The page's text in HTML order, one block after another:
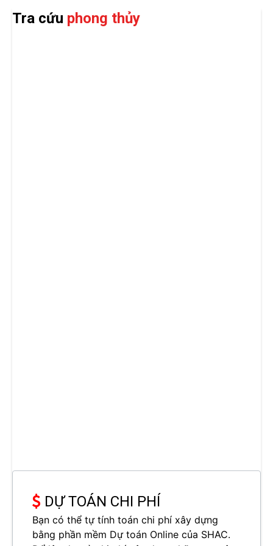
Tra cứu phong thủy
DỰ TOÁN CHI PHÍ
Bạn có thể tự tính toán chi phí xây dựng
bằng phần mềm Dự toán Online của SHAC.